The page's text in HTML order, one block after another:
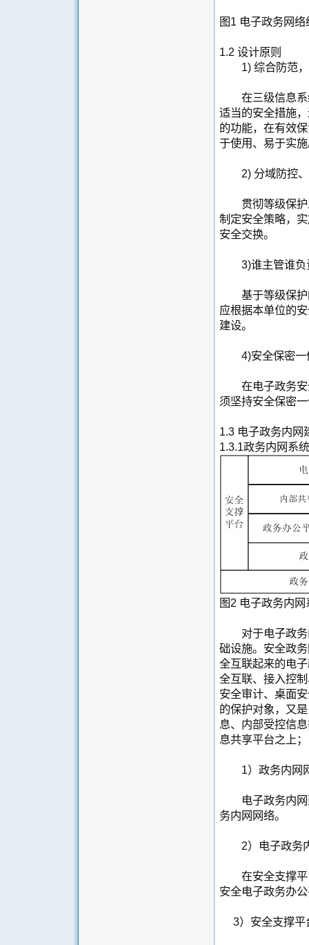
图1 电子政务网
1.2 设计原则
1) 综合防范，
在三级信息系
适当的安全措施
的功能，在有效
于使用、易于实
2) 分域防控、
贯彻等级保护
制定安全策略，
安全交换。
3)谁主管谁负
基于等级保护
应根据本单位的
建设。
4)安全保密一
在电子政务安
须坚持安全保密
1.3 电子政务内网
1.3.1政务内网系
图2 电子政务内网
对于电子政务
础设施。安全政
全互联起来的电
全互联、接入控
安全审计、桌面
的保护对象，又
息、内部受控信
息共享平台之上
1）政务内网
电子政务内网
务内网网络。
2）电子政务
在安全支撑平
安全电子政务办
3）安全支撑平